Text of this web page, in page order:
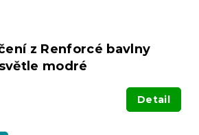
z Renforcé bavlny
světle modré
Detail